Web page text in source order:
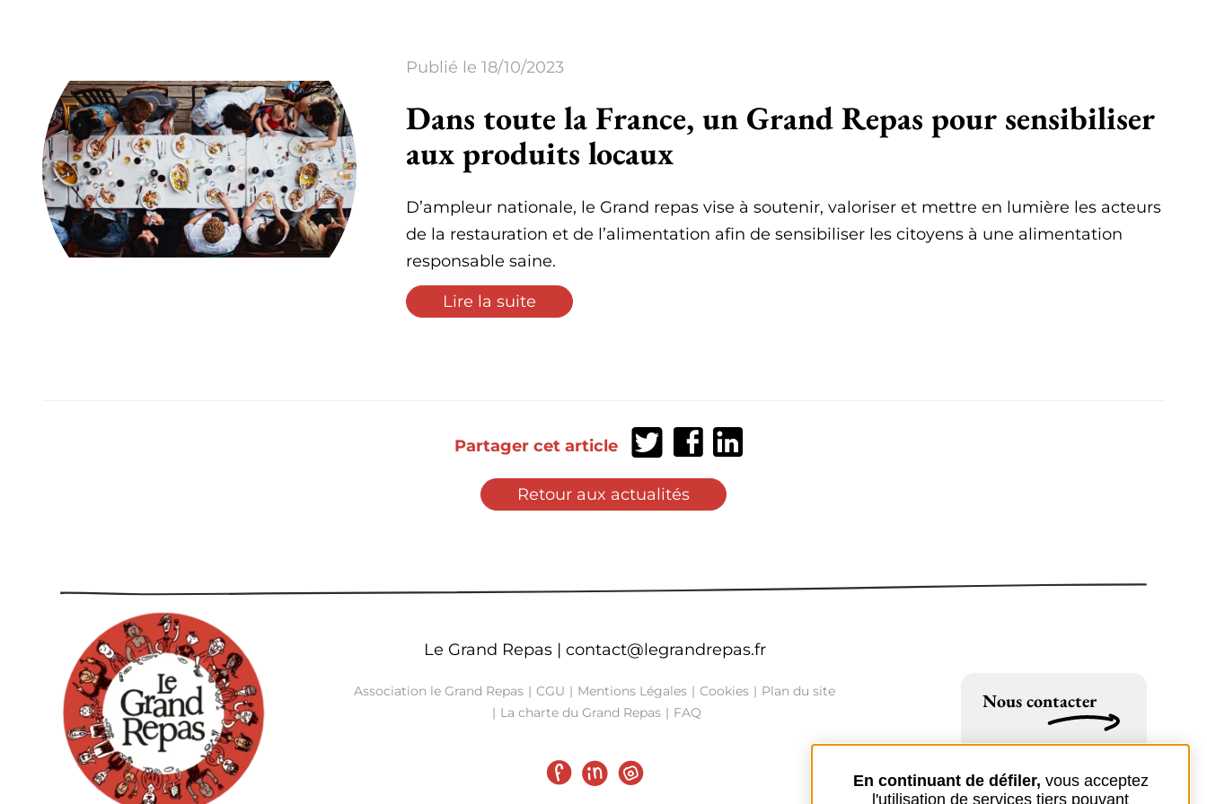
Publié le 18/10/2023
Dans toute la France, un Grand Repas pour sensibiliser
aux produits locaux
D’ampleur nationale, le Grand repas vise à soutenir, valoriser et mettre en lumière les acteurs
de la restauration et de l’alimentation afin de sensibiliser les citoyens à une alimentation
responsable saine.
Lire la suite
Partager cet article
Partager
sur
Twitter
Partager
sur
Facebook
Partager
sur
Retour aux actualités
Le Grand Repas | contact@legrandrepas.fr
Association le Grand Repas CGU Mentions Légales Cookies
Plan du site
La charte du Grand Repas
FAQ
Facebook
LinkedInInstagram
Nous contacter
En continuant de défiler, vous acceptez
l'utilisation de services tiers pouvant